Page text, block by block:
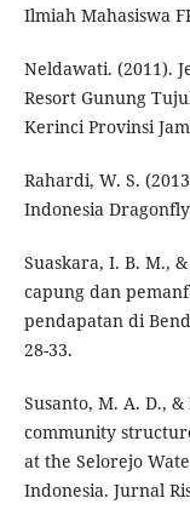
Ilmiah Mahasiswa
Neldawati. (2011).
Resort Gunung
Kerinci Provinsi
Rahardi, W. S.
Indonesia
Suaskara, I. B. M.,
capung dan
pendapatan di
28-33.
Susanto, M. A. D.,
community
at the Selorejo
Indonesia. Jurnal